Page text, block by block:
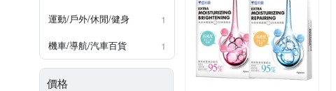
運動/戶外/休閒/健身
1
機車/導航/汽車百貨
1
價格